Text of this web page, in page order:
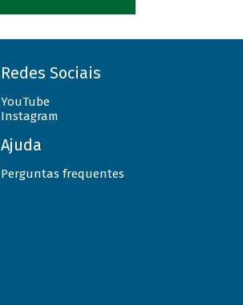
Redes Sociais
YouTube
Instagram
Ajuda
Perguntas frequentes